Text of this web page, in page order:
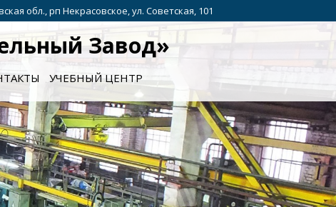
обл., рп Некрасовское, ул. Советская, 101
Завод»
УЧЕБНЫЙ ЦЕНТР